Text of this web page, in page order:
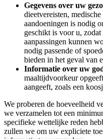
Gegevens over uw
dieetvereisten,
aandoeningen is nodig
geschikt is voor u,
aanpassingen kunnen
nodig passende of
bieden in het geval van
Informatie over uw
maaltijdvoorkeur
aangeeft, zoals een
We proberen de hoeveelheid
we verzamelen tot een
specifieke wettelijke reden
zullen we om uw expliciete